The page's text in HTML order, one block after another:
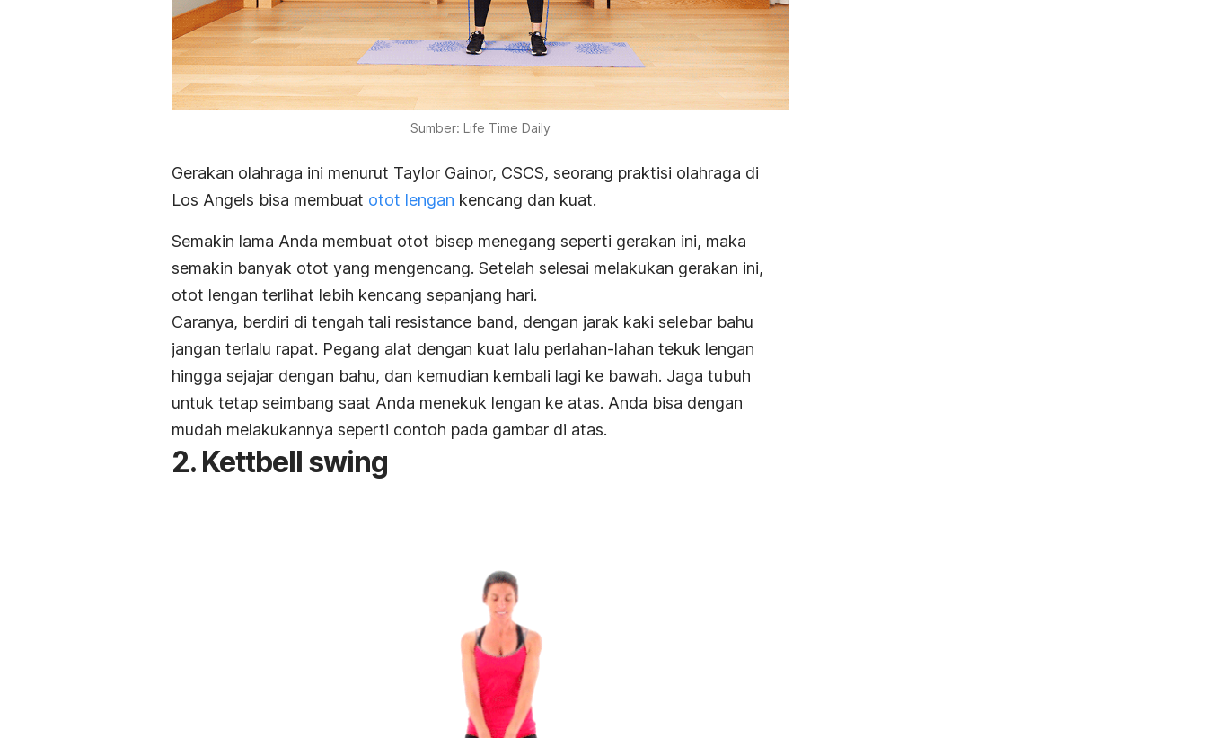
Sumber: Life Time Daily
Gerakan olahraga ini menurut Taylor Gainor, CSCS, seorang praktisi olahraga di
Los Angels bisa membuat otot lengan kencang dan kuat.
Semakin lama Anda membuat otot bisep menegang seperti gerakan ini, maka
semakin banyak otot yang mengencang. Setelah selesai melakukan gerakan ini,
otot lengan terlihat lebih kencang sepanjang hari.
Caranya, berdiri di tengah tali resistance band, dengan jarak kaki selebar bahu
jangan terlalu rapat. Pegang alat dengan kuat lalu perlahan-lahan tekuk lengan
hingga sejajar dengan bahu, dan kemudian kembali lagi ke bawah. Jaga tubuh
untuk tetap seimbang saat Anda menekuk lengan ke atas. Anda bisa dengan
mudah melakukannya seperti contoh pada gambar di atas.
2. Kettbell swing